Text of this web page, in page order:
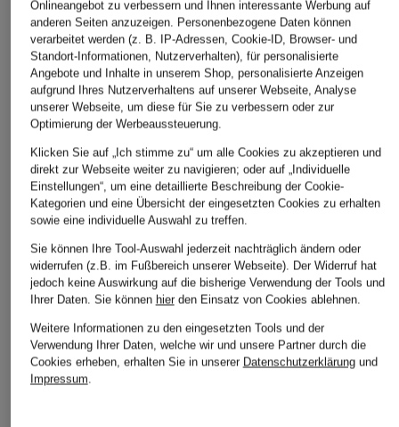
CINZIA ROCCA
Trenchcoat
399,99 €
Bestpreis:599,99 €
Onlineangebot zu verbessern und Ihnen interessante Werbung auf
anderen Seiten anzuzeigen. Personenbezogene Daten können
verarbeitet werden (z. B. IP-Adressen, Cookie-ID, Browser- und
Standort-Informationen, Nutzerverhalten), für personalisierte
Angebote und Inhalte in unserem Shop, personalisierte Anzeigen
aufgrund Ihres Nutzerverhaltens auf unserer Webseite, Analyse
unserer Webseite, um diese für Sie zu verbessern oder zur
Optimierung der Werbeaussteuerung.
Klicken Sie auf „Ich stimme zu“ um alle Cookies zu akzeptieren und
direkt zur Webseite weiter zu navigieren; oder auf „Individuelle
Einstellungen“, um eine detaillierte Beschreibung der Cookie-
Kategorien und eine Übersicht der eingesetzten Cookies zu erhalten
sowie eine individuelle Auswahl zu treffen.
Sie können Ihre Tool-Auswahl jederzeit nachträglich ändern oder
widerrufen (z.B. im Fußbereich unserer Webseite). Der Widerruf hat
jedoch keine Auswirkung auf die bisherige Verwendung der Tools und
Ihrer Daten. Sie können hierden Einsatz von Cookies ablehnen.
Weitere Informationen zu den eingesetzten Tools und der
Verwendung Ihrer Daten, welche wir und unsere Partner durch die
Cookies erheben, erhalten Sie in unserer Datenschutzerklärungund
Impressum.